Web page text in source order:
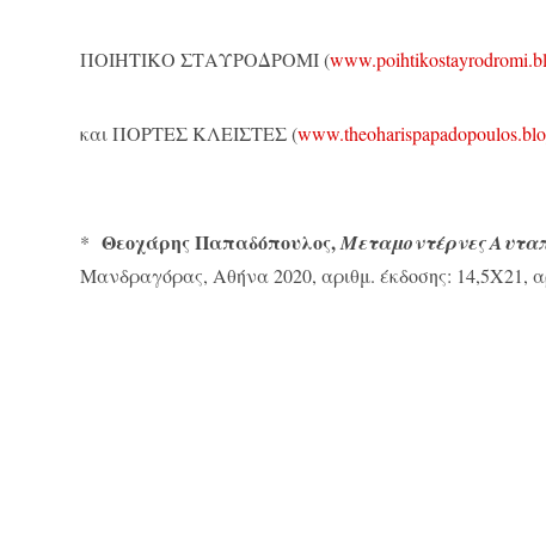
ΠΟΙΗΤΙΚΟ ΣΤΑΥΡΟΔΡΟΜΙ (
και ΠΟΡΤΕΣ ΚΛΕΙΣΤΕΣ (
*Θεοχάρης Παπαδόπουλος,Μεταμοντέρνες
Μανδραγόρας, Αθήνα 2020, αριθμ. έκδοσης: 14,5Χ21,